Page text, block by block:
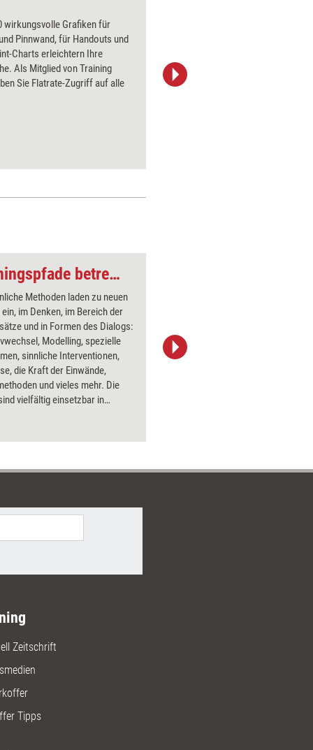
wirkungsvolle Grafiken für
Pinnwand, für Handouts und
Charts erleichtern Ihre
Als Mitglied von Training
Sie Flatrate-Zugriff auf alle
Ungewöhnliche Trainingspfade betreten
Methoden laden zu neuen
im Denken, im Bereich der
und in Formen des Dialogs:
Modelling, spezielle
sinnliche Interventionen,
die Kraft der Einwände,
und vieles mehr. Die
vielfältig einsetzbar in
Change-Prozessen. Ein
Upper Cut Images
Zeitschrift
Tipps